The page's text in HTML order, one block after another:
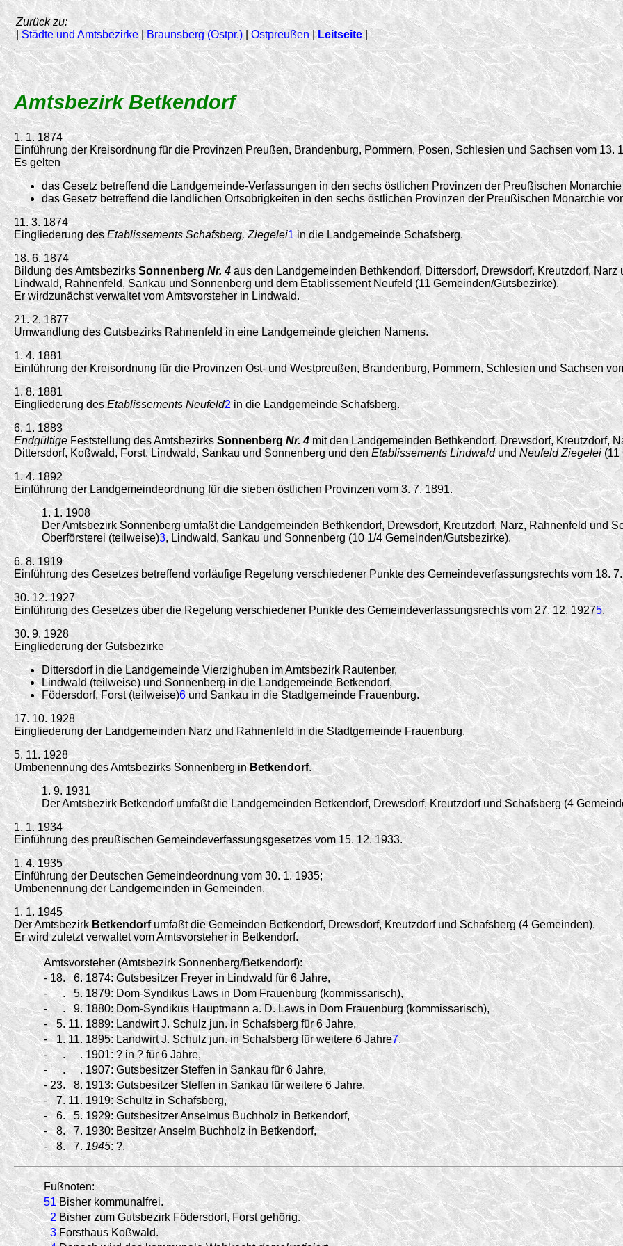
Zurück zu:
| Städte und Amtsbezirke|Braunsberg (Ostpr.) |Ostpreußen| Leitseite|
Amtsbezirk Betkendorf
1. 1. 1874
Einführung der Kreisordnung für die Provinzen Preußen, Brandenburg, Pommern, Posen, Schlesien und Sachsen vom 13.
Es gelten
das Gesetz betreffend die Landgemeinde-Verfassungen in den sechs östlichen Provinzen der Preußischen
das Gesetz betreffend die ländlichen Ortsobrigkeiten in den sechs östlichen Provinzen der Preußischen Monarchie
11. 3. 1874
Eingliederung desEtablissements Schafsberg, Ziegelei1in die Landgemeinde Schafsberg.
18. 6. 1874
Bildung des Amtsbezirks SonnenbergNr. 4aus den Landgemeinden Bethkendorf, Dittersdorf, Drews­dorf, Kreutzdorf,
Lindwald, Rahnenfeld, Sankau und Sonnenberg und dem Etablissement Neufeld (11 Gemeinden/Gutsbezirke).
Er wirdzunächst verwaltet vom Amtsvorsteher in Lindwald.
21. 2. 1877
Umwandlung des Gutsbezirks Rahnenfeld in eine Landgemeinde gleichen Namens.
1. 4. 1881
Einführung der Kreisordnung für die Provinzen Ost- und Westpreußen, Brandenburg, Pommern, Schlesien und Sachsen
1. 8. 1881
Eingliederung desEtablissements Neufeld2in die Landgemeinde Schafsberg.
6. 1. 1883
EndgültigeFeststellung des AmtsbezirksSonnenbergNr. 4 mit den Landgemeinden Bethkendorf, Drewsdorf, Kreutzdorf,
Dittersdorf, Koßwald, Forst, Lindwald, Sankau und Sonnenberg und den Etablissements LindwaldundNeufeld Ziegelei(11
1. 4. 1892
Einführung der Landgemeindeordnung für die sieben östlichen Provinzen vom 3. 7. 1891.
1. 1. 1908
Der Amtsbezirk Sonnenberg umfaßt die Landgemeinden Bethkendorf, Drewsdorf, Kreutzdorf, Narz, Rahnenfeld und
Oberförsterei (teilweise)3, Lindwald, Sankau und Sonnenberg (10 1/4 Gemeinden/Gutsbezirke).
6. 8. 1919
Einführung des Gesetzes betreffend vorläufige Regelung verschiedener Punkte des Gemeindeverfassungsrechts vom 18.
30. 12. 1927
Einführung des Gesetzes über die Regelung verschiedener Punkte des Gemeindeverfassungsrechts vom 27. 12. 19275.
30. 9. 1928
Eingliederung der Gutsbezirke
Dittersdorf in die Landgemeinde Vierzighuben im Amtsbezirk Rautenber,
Lindwald (teilweise) und Sonnenberg in die Landgemeinde Betkendorf,
Födersdorf, Forst (teilweise)6und Sankau in die Stadtgemeinde Frauen­burg.
17. 10. 1928
Eingliederung der Landgemeinden Narz und Rahnenfeld in die Stadtgemeinde Frauenburg.
5. 11. 1928
Umbenennung des Amtsbezirks Sonnenberg inBetkendorf.
1. 9. 1931
Der Amtsbezirk Betkendorf umfaßt die Landgemeinden Betkendorf, Drewsdorf, Kreutzdorf und Schafsberg (4
1. 1. 1934
Einführung des preußischen Gemeindeverfassungsgesetzes vom 15. 12. 1933.
1. 4. 1935
Einführung der Deutschen Gemeindeordnung vom 30. 1. 1935;
Umbenennung der Landgemeinden in Gemeinden.
1. 1. 1945
Der Amtsbezirk Betkendorfumfaßt die Gemeinden Betkendorf, Drewsdorf, Kreutzdorf und Schafsberg (4 Gemeinden).
Er wird zuletzt verwaltet vom Amtsvorsteher in Betkendorf.
Amtsvorsteher (Amtsbezirk Sonnenberg/Betkendorf):
- 18. 6. 1874: Gutsbesitzer Freyer in Lindwald für 6 Jahre,
-
. 5. 1879: Dom-Syndikus Laws in Dom Frauenburg (kommissarisch),
-
. 9. 1880: Dom-Syndikus Hauptmann a. D. Laws in Dom Frauenburg (kommissarisch),
-
5. 11. 1889: Landwirt J. Schulz jun. in Schafsberg für 6 Jahre,
-
1. 11. 1895: Landwirt J. Schulz jun. in Schafsberg für weitere 6 Jahre7,
-
. . 1901: ? in ? für 6 Jahre,
-
. . 1907: Gutsbesitzer Steffen in Sankau für 6 Jahre,
- 23. 8. 1913: Gutsbesitzer Steffen in Sankau für weitere 6 Jahre,
-
7. 11. 1919: Schultz in Schafsberg,
-
6. 5. 1929: Gutsbesitzer Anselmus Buchholz in Betkendorf,
-
8. 7. 1930: Besitzer Anselm Buchholz in Betkendorf,
-
8. 7. 1945: ?.
Fußnoten:
51 Bisher kommunalfrei.
2 Bisher zum Gutsbezirk Födersdorf, Forst gehörig.
3 Forsthaus Koßwald.